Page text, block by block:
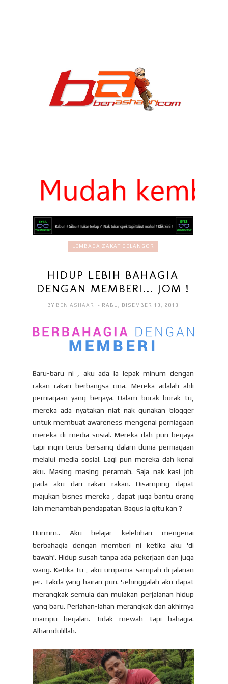
LEMBAGA ZAKAT SELANGOR
HIDUP LEBIH BAHAGIA
DENGAN MEMBERI... JOM !
BY BEN ASHAARI- RABU, DISEMBER 19, 2018
Baru-baru ni , aku ada la lepak minum dengan
rakan rakan berbangsa cina. Mereka adalah ahli
perniagaan yang berjaya. Dalam borak borak tu,
mereka ada nyatakan niat nak gunakan blogger
untuk membuat awareness mengenai perniagaan
mereka di media sosial. Mereka dah pun berjaya
tapi ingin terus bersaing dalam dunia perniagaan
melalui media sosial. Lagi pun mereka dah kenal
aku. Masing masing peramah. Saja nak kasi job
pada aku dan rakan rakan. Disamping dapat
majukan bisnes mereka , dapat juga bantu orang
lain menambah pendapatan. Bagus la gitu kan ?
Hurmm.. Aku belajar kelebihan mengenai
berbahagia dengan memberi ni ketika aku 'di
bawah'. Hidup susah tanpa ada pekerjaan dan juga
wang. Ketika tu , aku umpama sampah di jalanan
jer. Takda yang hairan pun. Sehinggalah aku dapat
merangkak semula dan mulakan perjalanan hidup
yang baru. Perlahan-lahan merangkak dan akhirnya
mampu berjalan. Tidak mewah tapi bahagia.
Alhamdulillah.